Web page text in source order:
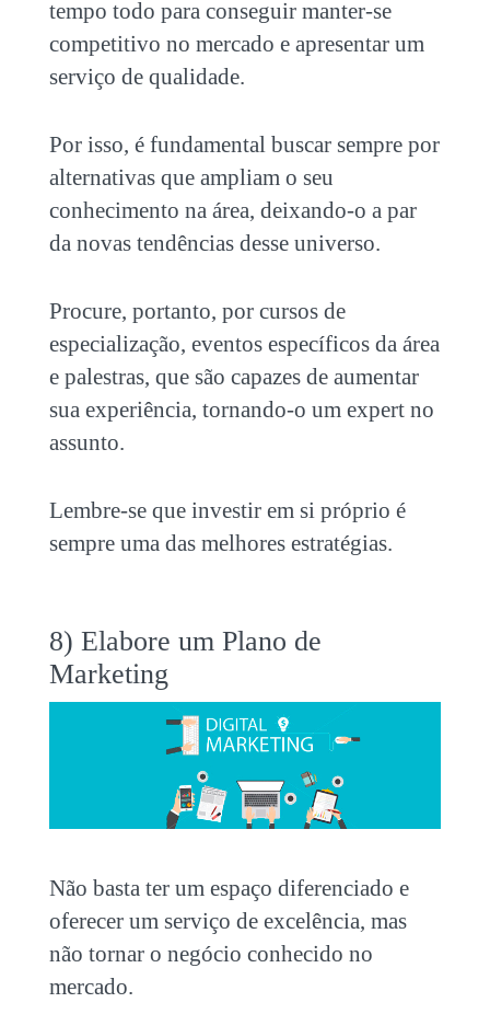
tempo todo para conseguir manter-se
competitivo no mercado e apresentar um
serviço de qualidade.
Por isso, é fundamental buscar sempre por
alternativas que ampliam o seu
conhecimento na área, deixando-o a par
da novas tendências desse universo.
Procure, portanto, por cursos de
especialização, eventos específicos da área
e palestras, que são capazes de aumentar
sua experiência, tornando-o um expert no
assunto.
Lembre-se que investir em si próprio é
sempre uma das melhores estratégias.
8) Elabore um Plano de
Marketing
Não basta ter um espaço diferenciado e
oferecer um serviço de excelência, mas
não tornar o negócio conhecido no
mercado.